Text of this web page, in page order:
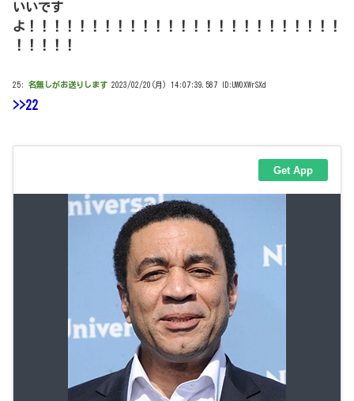
いいです
よ！！！！！！！！！！！！！！！！！！！！！！！！！
！！！！！
25: 名無しがお送りします 2023/02/20(月) 14:07:39.587 ID:UW0XWrSXd
>>22